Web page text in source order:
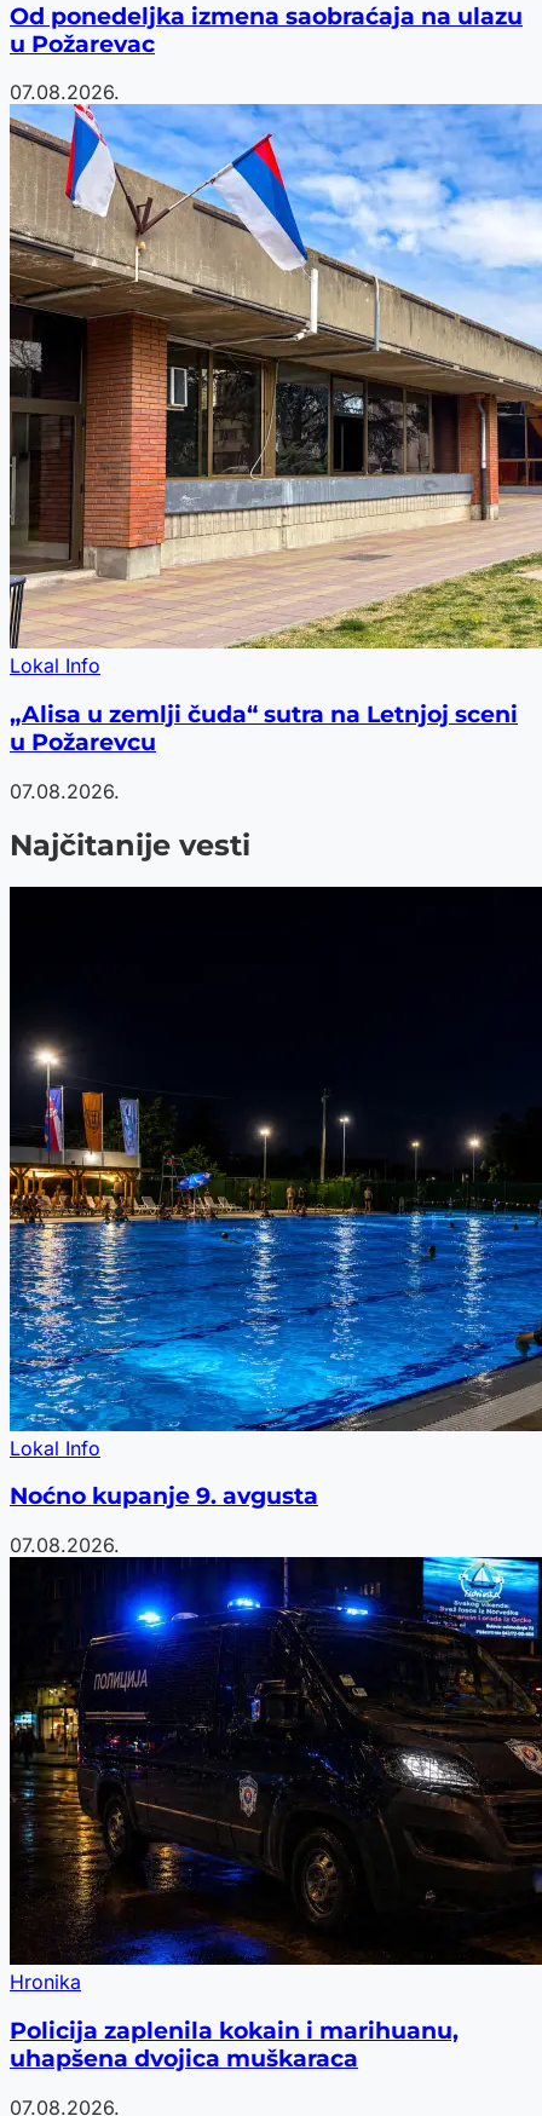
Od ponedeljka izmena saobraćaja na ulazu
u Požarevac
07.08.2026.
Lokal Info
„Alisa u zemlji čuda“ sutra na Letnjoj sceni
u Požarevcu
07.08.2026.
Najčitanije vesti
Lokal Info
Noćno kupanje 9. avgusta
07.08.2026.
Hronika
Policija zaplenila kokain i marihuanu,
uhapšena dvojica muškaraca
07.08.2026.